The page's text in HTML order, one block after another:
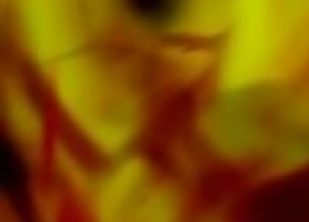
littérature de l'éditeur provenant de fanfares
de premier plan telles que le Black Dyke
Band, le Cory Band, le Brighouse & Rastrick
Band ou l'Oberaargauer Brass Band a été
enregistrée sur Obrasso Records. Tous les
supports sonores sont également disponibles
numériquement sur les portails populaires
d'Apple, d'Amazon, de Google, de Spotify et
d'autres fournisseurs du monde entier.
Toutes les partitions d'Obrasso sont produites
sur du papier de haute qualité. Le papier à
lettres légèrement jaunâtre offre un bon